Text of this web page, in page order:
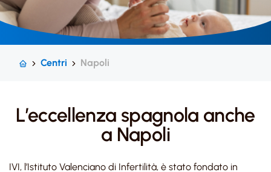
Centri Napoli
L’eccellenza spagnola anche
a Napoli
IVI, l’Istituto Valenciano di Infertilità, è stato fondato in